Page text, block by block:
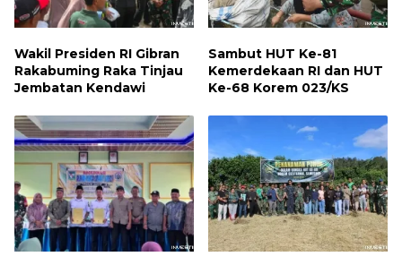
Wakil Presiden RI Gibran
Rakabuming Raka Tinjau
Jembatan Kendawi
Sambut HUT Ke-81
Kemerdekaan RI dan HUT
Ke-68 Korem 023/KS